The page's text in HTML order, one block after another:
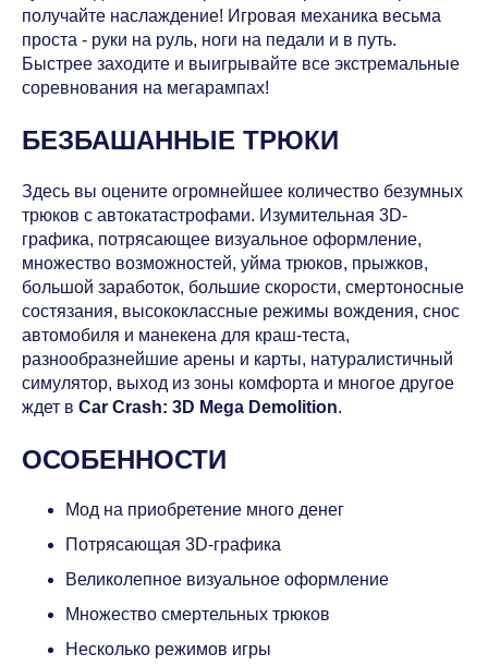
получайте наслаждение! Игровая механика весьма
проста - руки на руль, ноги на педали и в путь.
Быстрее заходите и выигрывайте все экстремальные
соревнования на мегарампах!
БЕЗБАШАННЫЕ ТРЮКИ
Здесь вы оцените огромнейшее количество безумных
трюков с автокатастрофами. Изумительная 3D-
графика, потрясающее визуальное оформление,
множество возможностей, уйма трюков, прыжков,
большой заработок, большие скорости, смертоносные
состязания, высококлассные режимы вождения, снос
автомобиля и манекена для краш-теста,
разнообразнейшие арены и карты, натуралистичный
симулятор, выход из зоны комфорта и многое другое
ждет в Car Crash: 3D Mega Demolition.
ОСОБЕННОСТИ
Мод на приобретение много денег
Потрясающая 3D-графика
Великолепное визуальное оформление
Множество смертельных трюков
Несколько режимов игры